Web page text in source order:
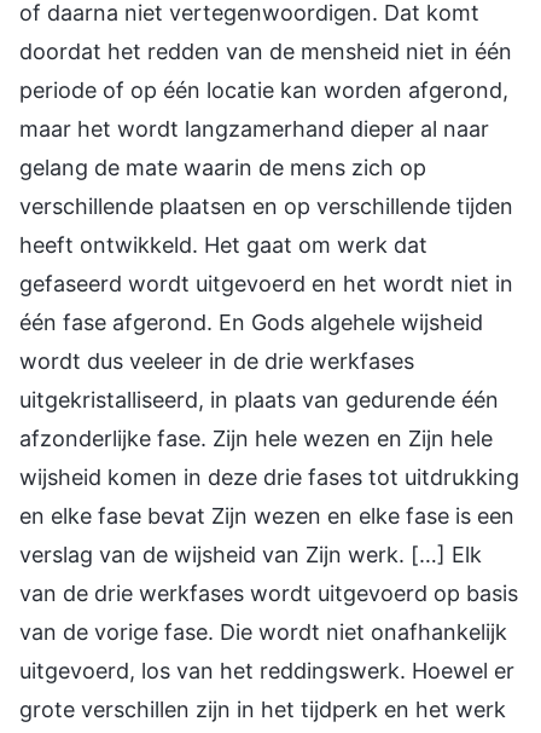
of daarna niet vertegenwoordigen. Dat komt
doordat het redden van de mensheid niet in één
periode of op één locatie kan worden afgerond,
maar het wordt langzamerhand dieper al naar
gelang de mate waarin de mens zich op
verschillende plaatsen en op verschillende tijden
heeft ontwikkeld. Het gaat om werk dat
gefaseerd wordt uitgevoerd en het wordt niet in
één fase afgerond. En Gods algehele wijsheid
wordt dus veeleer in de drie werkfases
uitgekristalliseerd, in plaats van gedurende één
afzonderlijke fase. Zijn hele wezen en Zijn hele
wijsheid komen in deze drie fases tot uitdrukking
en elke fase bevat Zijn wezen en elke fase is een
verslag van de wijsheid van Zijn werk. […] Elk
van de drie werkfases wordt uitgevoerd op basis
van de vorige fase. Die wordt niet onafhankelijk
uitgevoerd, los van het reddingswerk. Hoewel er
grote verschillen zijn in het tijdperk en het werk